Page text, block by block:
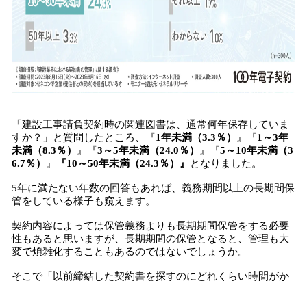
「建設工事請負契約時の関連図書は、通常何年保存していま
すか？」と質問したところ、『1年未満（3.3％） 』『1～3年
未満（8.3％）
』『3～5年未満（24.0％） 』『5～10年未満（3
6.7％）
』 『10～50年未満（24.3％）』 となりました。
5年に満たない年数の回答もあれば、義務期間以上の長期間保
管をしている様子も窺えます。
契約内容によっては保管義務よりも長期期間保管をする必要
性もあると思いますが、長期期間の保管となると、管理も大
変で煩雑化することもあるのではないでしょうか。
そこで「以前締結した契約書を探すのにどれくらい時間がか